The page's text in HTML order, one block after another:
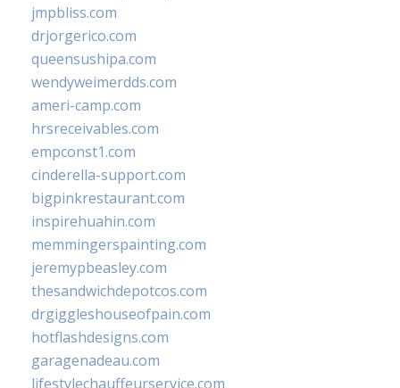
jmpbliss.com
drjorgerico.com
queensushipa.com
wendyweimerdds.com
ameri-camp.com
hrsreceivables.com
empconst1.com
cinderella-support.com
bigpinkrestaurant.com
inspirehuahin.com
memmingerspainting.com
jeremypbeasley.com
thesandwichdepotcos.com
drgiggleshouseofpain.com
hotflashdesigns.com
garagenadeau.com
lifestylechauffeurservice.com